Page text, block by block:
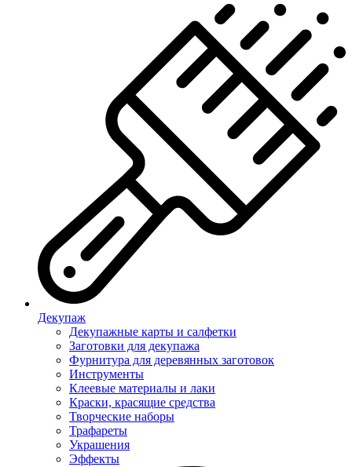
Декупаж
Декупажные карты и салфетки
Заготовки для декупажа
Фурнитура для деревянных заготовок
Инструменты
Клеевые материалы и лаки
Краски, красящие средства
Творческие наборы
Трафареты
Украшения
Эффекты